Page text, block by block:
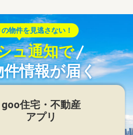
物件を見逃さない！
ュ通知で
情報が届く
goo住宅・不動産
アプリ